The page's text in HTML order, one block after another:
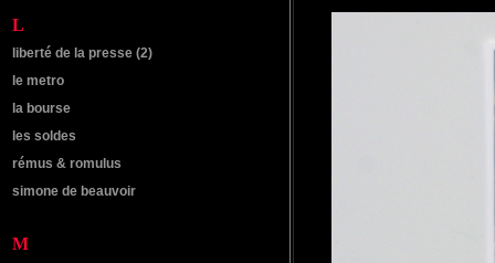
L
liberté de la presse (2)
le metro
la bourse
les soldes
rémus & romulus
simone de beauvoir
M